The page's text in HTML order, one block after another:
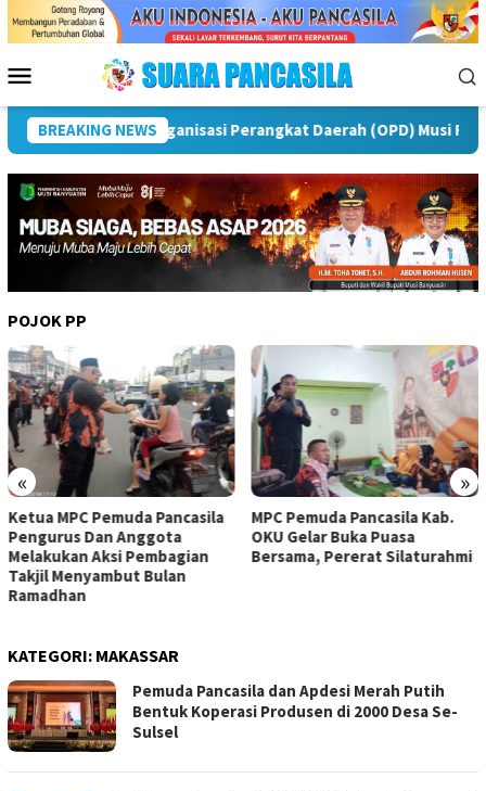
Menu
Mobile
BREAKING NEWSPuncak Peringatan IPeKB Ke-19, Plt Bupati
POJOK PP
« »
Ketua MPC Pemuda Pancasila
Pengurus Dan Anggota
Melakukan Aksi Pembagian
Takjil Menyambut Bulan
Ramadhan
MPC Pemuda Pancasila Kab.
OKU Gelar Buka Puasa
Bersama, Pererat Silaturahmi
KATEGORI: MAKASSAR
Pemuda Pancasila dan Apdesi Merah Putih
Bentuk Koperasi Produsen di 2000 Desa Se-
Sulsel